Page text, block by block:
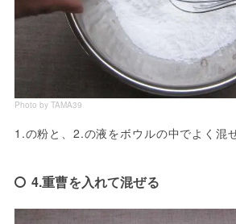
Photo by TAMA39
1.の粉と、2.の液をボウルの中でよく混
4.重曹を入れて混ぜる